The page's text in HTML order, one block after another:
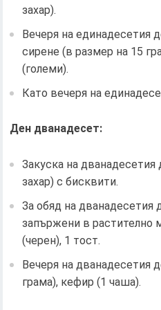
захар).
Вечеря на единадесетия
сирене (в размер на 15
(големи).
Като вечеря на
Ден дванадесет:
Закуска на дванадесетия
захар) с бисквити.
За обяд на дванадесетия
запържени в растително
(черен), 1 тост.
Вечеря на дванадесетия
грама), кефир (1 чаша).